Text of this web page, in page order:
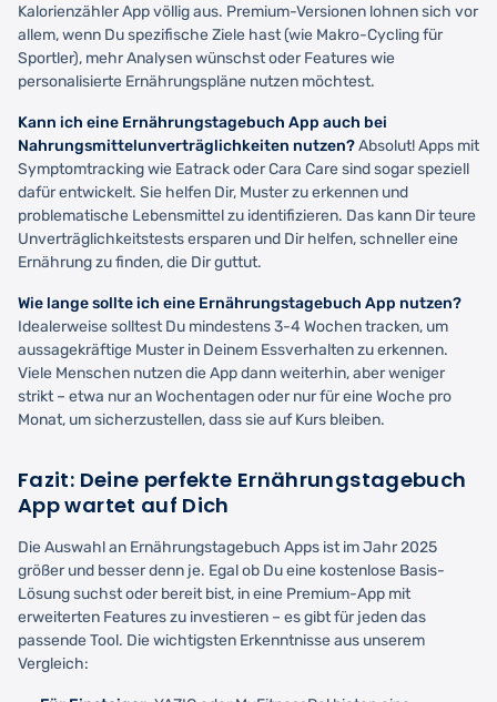
Kalorienzähler App völlig aus. Premium-Versionen lohnen sich vor
allem, wenn Du spezifische Ziele hast (wie Makro-Cycling für
Sportler), mehr Analysen wünschst oder Features wie
personalisierte Ernährungspläne nutzen möchtest.
Kann ich eine Ernährungstagebuch App auch bei
Nahrungsmittelunverträglichkeiten nutzen?Absolut! Apps mit
Symptomtracking wie Eatrack oder Cara Care sind sogar speziell
dafür entwickelt. Sie helfen Dir, Muster zu erkennen und
problematische Lebensmittel zu identifizieren. Das kann Dir teure
Unverträglichkeitstests ersparen und Dir helfen, schneller eine
Ernährung zu finden, die Dir guttut.
Wie lange sollte ich eine Ernährungstagebuch App nutzen?
Idealerweise solltest Du mindestens 3-4 Wochen tracken, um
aussagekräftige Muster in Deinem Essverhalten zu erkennen.
Viele Menschen nutzen die App dann weiterhin, aber weniger
strikt – etwa nur an Wochentagen oder nur für eine Woche pro
Monat, um sicherzustellen, dass sie auf Kurs bleiben.
Fazit: Deine perfekte Ernährungstagebuch
App wartet auf Dich
Die Auswahl an Ernährungstagebuch Apps ist im Jahr 2025
größer und besser denn je. Egal ob Du eine kostenlose Basis-
Lösung suchst oder bereit bist, in eine Premium-App mit
erweiterten Features zu investieren – es gibt für jeden das
passende Tool. Die wichtigsten Erkenntnisse aus unserem
Vergleich: